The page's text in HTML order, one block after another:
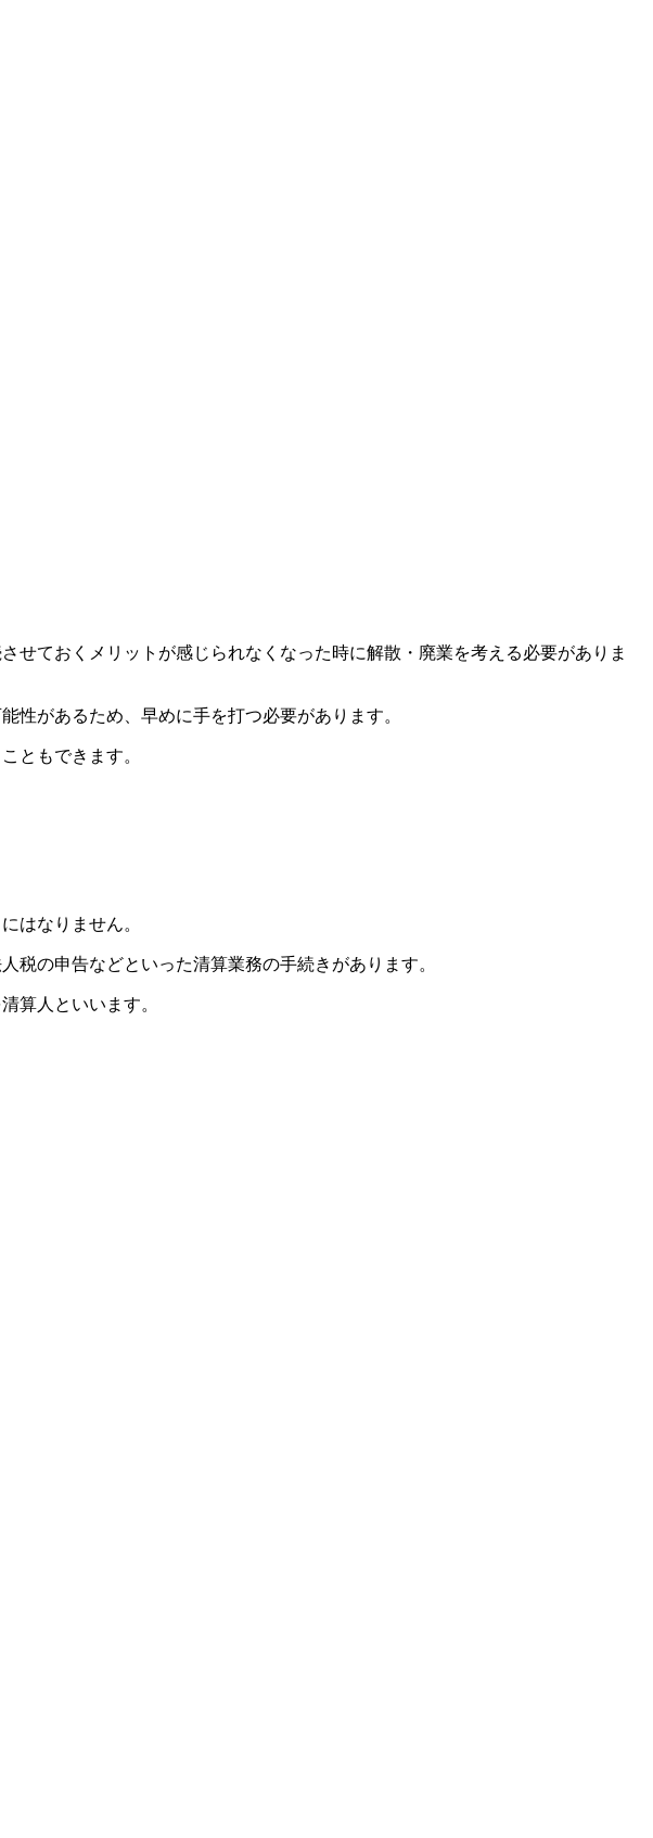
ておくメリットが感じられなくなった時に解散・廃業を考える必要がありま
性があるため、早めに手を打つ必要があります。
ともできます。
はなりません。
税の申告などといった清算業務の手続きがあります。
算人といいます。